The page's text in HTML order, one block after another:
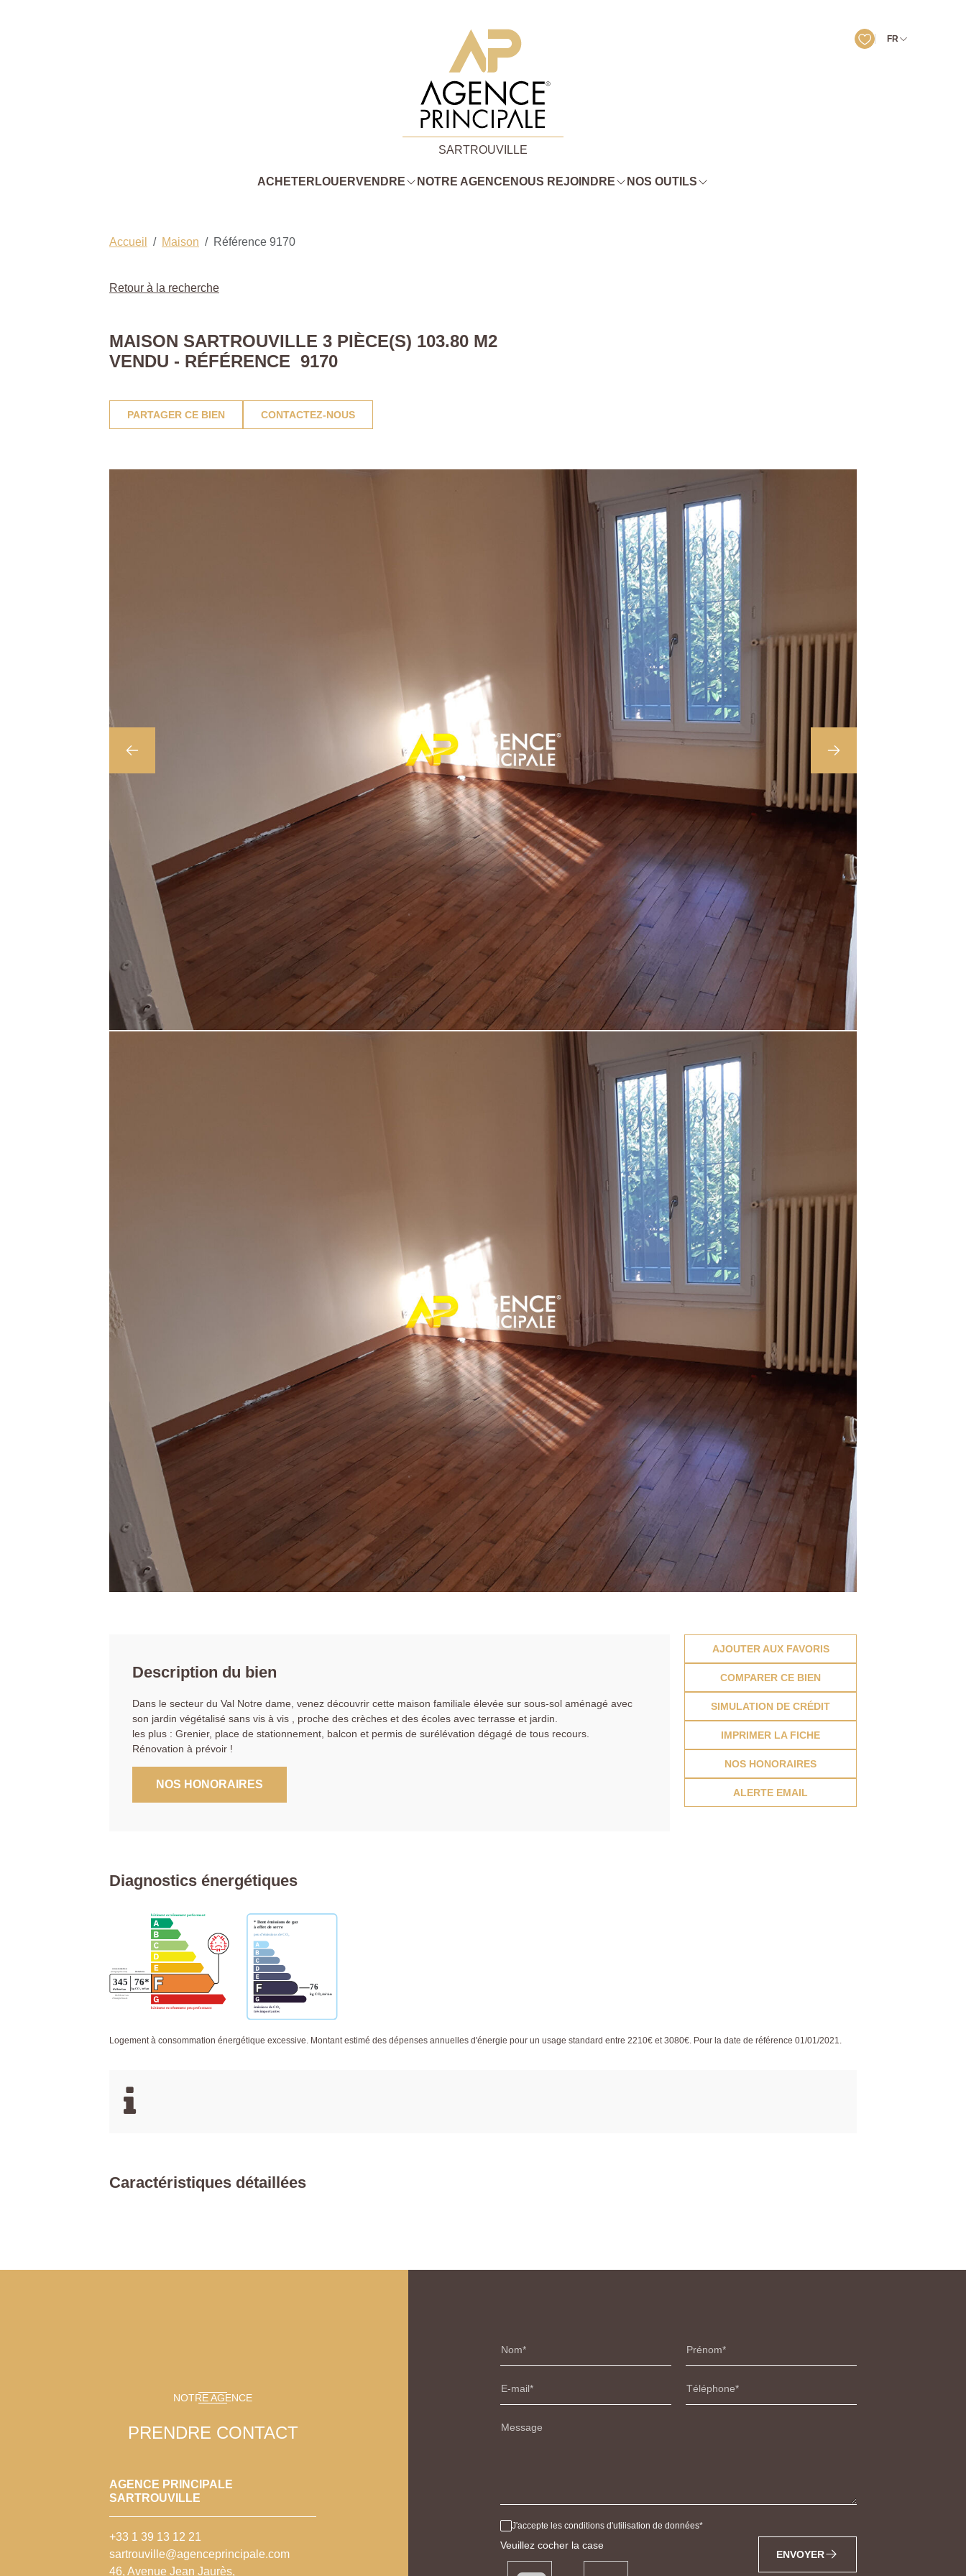
FR
SARTROUVILLE
ACHETER LOUERVENDRE NOTRE AGENCE NOUS REJOINDRE NOS OUTILS
Accueil Maison Référence 9170
Retour à la recherche
MAISON SARTROUVILLE 3 PIÈCE(S) 103.80 M2
VENDU - RÉFÉRENCE 9170
PARTAGER CE BIEN CONTACTEZ-NOUS
Description du bien
Dans le secteur du Val Notre dame, venez découvrir cette maison familiale élevée sur sous-sol aménagé avec
son jardin végétalisé sans vis à vis , proche des crèches et des écoles avec terrasse et jardin.
les plus : Grenier, place de stationnement, balcon et permis de surélévation dégagé de tous recours.
Rénovation à prévoir !
NOS HONORAIRES
AJOUTER AUX FAVORIS
COMPARER CE BIEN
SIMULATION DE CRÉDIT
IMPRIMER LA FICHE
NOS HONORAIRES
ALERTE EMAIL
Diagnostics énergétiques
Logement à consommation énergétique excessive. Montant estimé des dépenses annuelles d'énergie pour un usage standard entre 2210€ et 3080€. Pour la date de référence 01/01/2021.
Caractéristiques détaillées
NOTRE AGENCE
PRENDRE CONTACT
AGENCE PRINCIPALE
SARTROUVILLE
+33 1 39 13 12 21
sartrouville@agenceprincipale.com
46, Avenue Jean Jaurès,
Nom Prénom
E-mail Téléphone
Message
J'accepte les conditions d'utilisation de données
Veuillez cocher la case
ENVOYER